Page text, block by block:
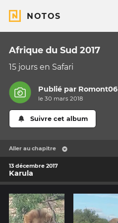
NOTOS
Afrique du Sud 2017
15 jours en Safari
Publié par Romont06
le 30 mars 2018
Suivre cet album
Aller au chapitre
13 décembre 2017
Karula